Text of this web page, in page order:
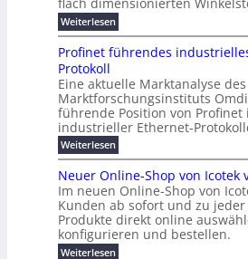
d
w
e
n
g
e
B
ü
r
o
k
r
a
i
e
l
s
u
n
g
e
n
s
c
h
a
t
e
i
s
t
n
r
o
e
n
E
t
e
r
a
t
P
l
e
ff
i
z
i
n
t
e
r
e
s
K
a
b
e
l
m
a
n
v
o
n
ü
b
r
2
0
%
i
m
e
r
t
e
n
H
a
T
w
i
e
h
u
s
w
r
d
n
e
u
r
W
a
g
Weiterlesen:
M
1
6
W
i
n
k
e
l
s
t
c
k
e
r
Profinet führendes
Protokoll
Eine aktuelle Marktanalyse des
Marktforschungsinstituts
führende Position von Profinet
industrieller Ethernet-
Weiterlesen:
P
r
o
i
n
e
t
Neuer Online-Shop von Icotek
Im neuen Online-Shop von
Kunden ab sofort und zu jeder
Produkte direkt online
konfigurieren und bestellen.
Weiterlesen: